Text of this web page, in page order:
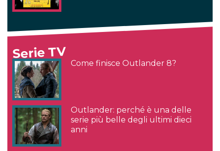
Serie TV
Come finisce Outlander 8?
Outlander: perché è una delle
serie più belle degli ultimi dieci
anni